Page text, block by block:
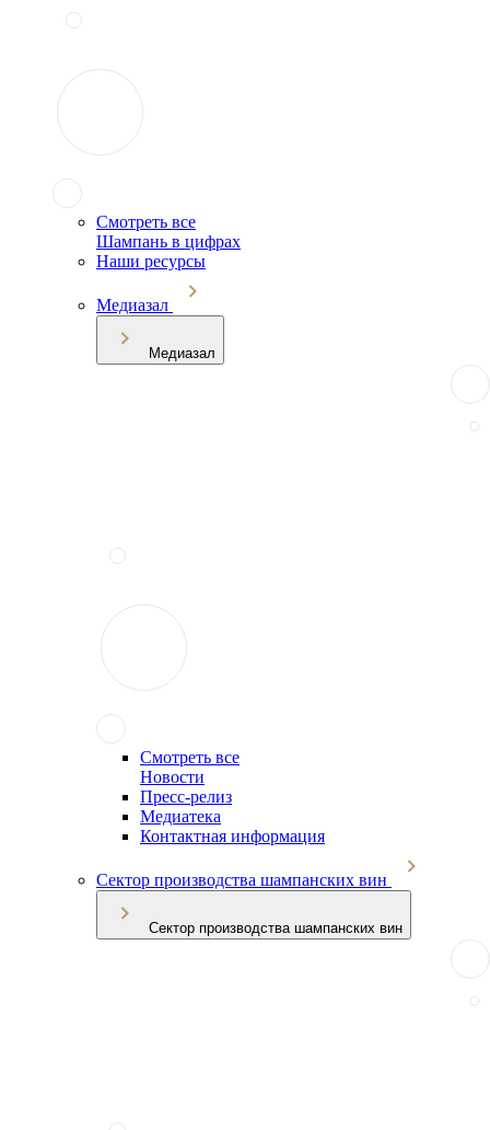
Смотреть все
Шампань в цифрах
Наши ресурсы
Медиазал
Медиазал
Смотреть все
Новости
Пресс-релиз
Медиатека
Контактная информация
Сектор производства шампанских вин
Сектор производства шампанских вин